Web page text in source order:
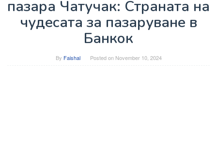
пазара Чатучак: Страната на
чудесата за пазаруване в
Банкок
By Faishal Posted on November 10, 2024